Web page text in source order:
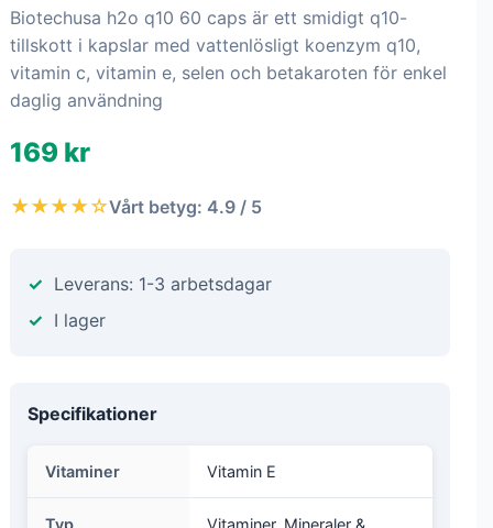
Biotechusa h2o q10 60 caps är ett smidigt q10-
tillskott i kapslar med vattenlösligt koenzym q10,
vitamin c, vitamin e, selen och betakaroten för enkel
daglig användning
169 kr
★★★★☆Vårt betyg: 4.9 / 5
Leverans: 1-3 arbetsdagar
I lager
Specifikationer
Vitaminer Vitamin E
Typ Vitaminer, Mineraler &